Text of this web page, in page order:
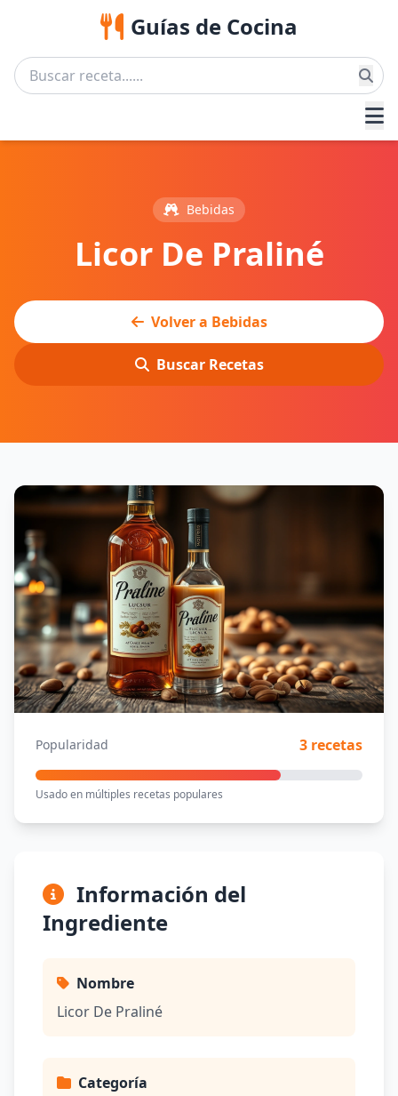
Guías de Cocina
Bebidas
Licor De Praliné
Volver a Bebidas
Buscar Recetas
Popularidad 3 recetas
Usado en múltiples recetas populares
Información del
Ingrediente
Nombre
Licor De Praliné
Categoría